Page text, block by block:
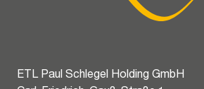
ETL Paul Schlegel Holding GmbH